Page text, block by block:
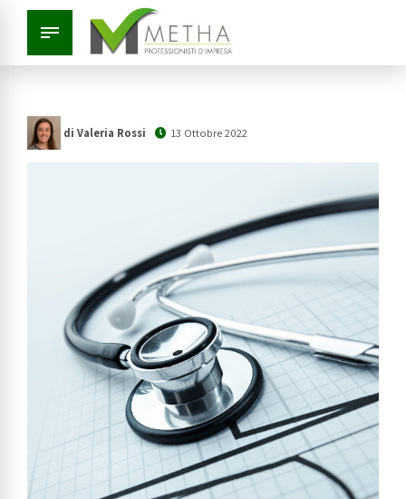
di Valeria Rossi 13 Ottobre 2022